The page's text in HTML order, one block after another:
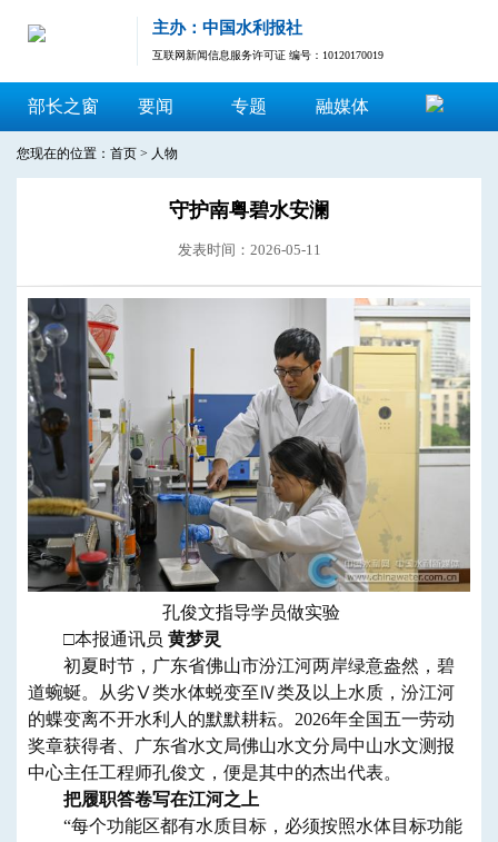
主办：中国水利报社
互联网新闻信息服务许可证 编号：10120170019
部长之窗 要闻 专题 融媒体
您现在的位置： 首页 > 人物
守护南粤碧水安澜
发表时间：2026-05-11
孔俊文指导学员做实验
​□本报通讯员 黄梦灵
初夏时节，广东省佛山市汾江河两岸绿意盎然，碧
道蜿蜒。从劣Ⅴ类水体蜕变至Ⅳ类及以上水质，汾江河
的蝶变离不开水利人的默默耕耘。2026年全国五一劳动
奖章获得者、广东省水文局佛山水文分局中山水文测报
中心主任工程师孔俊文，便是其中的杰出代表。
把履职答卷写在江河之上
“每个功能区都有水质目标，必须按照水体目标功能